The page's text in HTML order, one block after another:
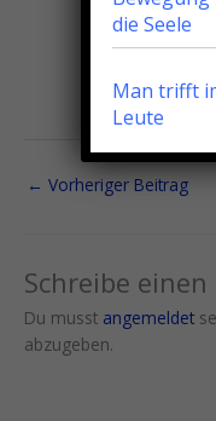
← Vorheriger Beitrag
Schreibe
Du musst angemeldet
abzugeben.
die Seele
Man trifft
Leute